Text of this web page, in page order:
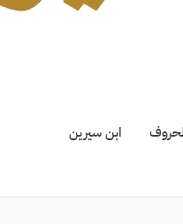
ابن سيرين